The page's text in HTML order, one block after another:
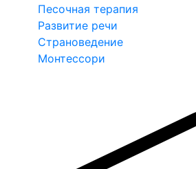
Песочная терапия
Развитие речи
Страноведение
Монтессори